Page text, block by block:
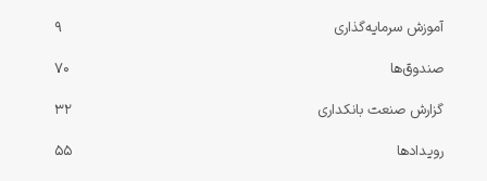
آموزش سرمایه‌گذاری
9
صندوق‌ها
70
گزارش صنعت بانکداری
32
رویدادها
55